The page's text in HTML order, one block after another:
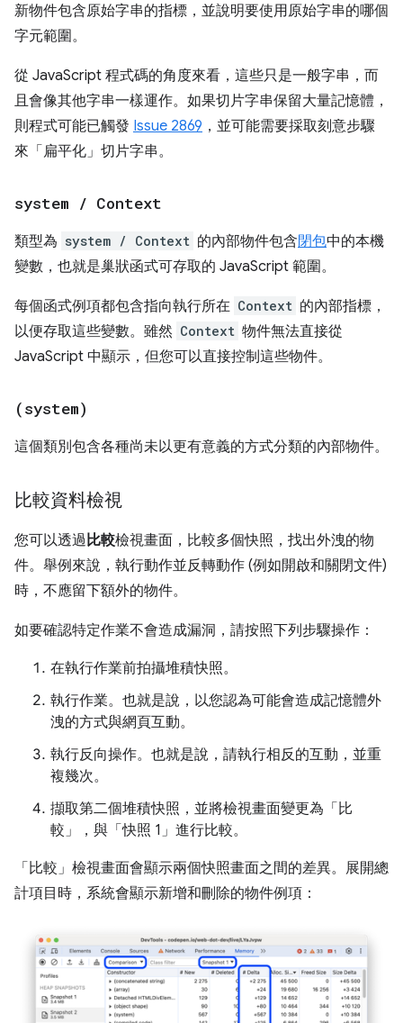
新物件包含原始字串的指標，並說明要使用原始字串的哪個
字元範圍。
從 JavaScript 程式碼的角度來看，這些只是一般字串，而
且會像其他字串一樣運作。如果切片字串保留大量記憶體，
則程式可能已觸發 Issue 2869 ，並可能需要採取刻意步驟
來「扁平化」切片字串。
system / Context
類型為 system / Context 的內部物件包含閉包中的本機
變數，也就是巢狀函式可存取的 JavaScript 範圍。
每個函式例項都包含指向執行所在 Context 的內部指標，
以便存取這些變數。雖然 Context 物件無法直接從
JavaScript 中顯示，但您可以直接控制這些物件。
(system)
這個類別包含各種尚未以更有意義的方式分類的內部物件。
比較資料檢視
您可以透過 比較檢視畫面，比較多個快照，找出外洩的物
件。舉例來說，執行動作並反轉動作 (例如開啟和關閉文件)
時，不應留下額外的物件。
如要確認特定作業不會造成漏洞，請按照下列步驟操作：
在執行作業前拍攝堆積快照。
執行作業。也就是說，以您認為可能會造成記憶體外
洩的方式與網頁互動。
執行反向操作。也就是說，請執行相反的互動，並重
複幾次。
擷取第二個堆積快照，並將檢視畫面變更為「比
較」
，與「快照 1」 進行比較。
「比較」 檢視畫面會顯示兩個快照畫面之間的差異。展開總
計項目時，系統會顯示新增和刪除的物件例項：